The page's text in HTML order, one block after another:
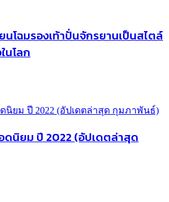
โฉมรองเท้าปั่นจักรยานเป็นสไตล์
นโลก
ดนิยม ปี 2022 (อัปเดตล่าสุด